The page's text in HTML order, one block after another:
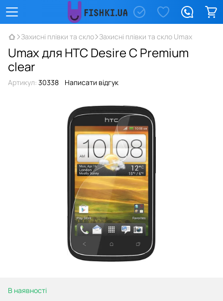
Захисні плівки та скло Захисні плівки та скло Umax
Umax для HTC Desire С Premium
clear
Артикул: 30338 Написати відгук
В наявності